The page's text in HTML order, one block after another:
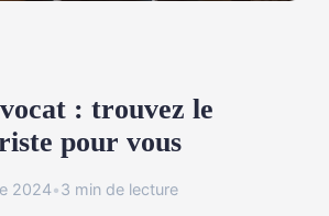
: trouvez le
pour vous
2024•3 min de lecture